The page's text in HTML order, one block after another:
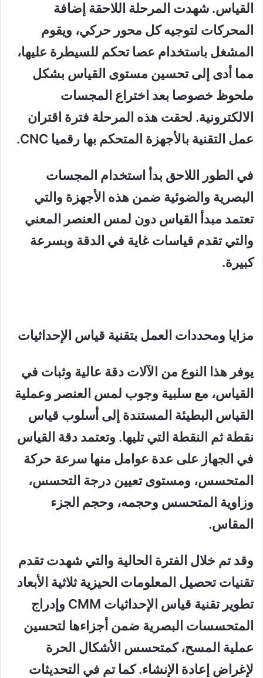
القياس. شهدت المرحلة اللاحقة إضافة
المحركات لتوجيه كل محور حركي، ويقوم
المشغل باستخدام عصا تحكم للسيطرة عليها،
مما أدى إلى تحسين مستوى القياس بشكل
ملحوظ خصوصا بعد اختراع المجسات
الالكترونية. لحقت هذه المرحلة فترة اقتران
عمل التقنية بالأجهزة المتحكم بها رقميا CNC.
في الطور اللاحق بدأ استخدام المجسات
البصرية والضوئية ضمن هذه الأجهزة والتي
تعتمد مبدأ القياس دون لمس العنصر المعني
والتي تقدم قياسات غاية في الدقة وبسرعة
كبيرة.
مزايا ومحددات العمل بتقنية قياس الإحداثيات
يوفر هذا النوع من الآلات دقة عالية وثبات في
القياس، مع سلبية وجوب لمس العنصر وعملية
القياس البطيئة المستندة إلى أسلوب قياس
نقطة ثم النقطة التي تليها. وتعتمد دقة القياس
في الجهاز على عدة عوامل منها سرعة حركة
المتحسس، ومستوى تعيين درجة التحسس،
وزاوية المتحسس وحجمه، وحجم الجزء
المقاس.
وقد تم خلال الفترة الحالية والتي شهدت تقدم
تقنيات تحصيل المعلومات الحيزية ثلاثية الأبعاد
تطوير تقنية قياس الإحداثيات CMM وإدراج
المتحسسات البصرية ضمن أجزاءها لتحسين
عملية المسح، كمتحسس الأشكال الحرة
لإغراض إعادة الإنشاء. كما تم في التحديثات